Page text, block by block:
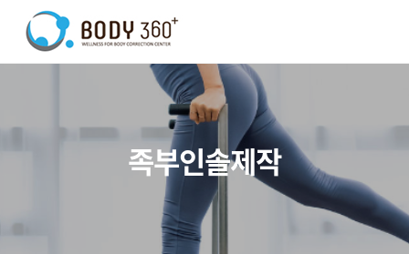
족부인솔제작